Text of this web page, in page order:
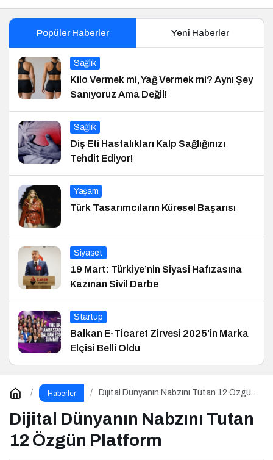
Popüler Haberler Yeni Haberler
Sağlık
Kilo Vermek mi, Yağ Vermek mi? Aynı Şey
Sanıyoruz Ama Değil!
Sağlık
Diş Eti Hastalıkları Kalp Sağlığınızı
Tehdit Ediyor!
Yaşam
Türk Tasarımcıların Küresel Başarısı
Siyaset
19 Mart: Türkiye’nin Siyasi Hafızasına
Kazınan Sivil Darbe
Startup
Balkan E-Ticaret Zirvesi 2025’in Marka
Elçisi Belli Oldu
Haberler
Dijital Dünyanın Nabzını Tutan 12 Özgün
Dijital Dünyanın Nabzını Tutan
12 Özgün Platform